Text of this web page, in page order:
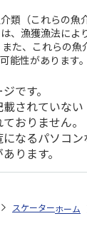
類（これらの魚
、漁獲漁法によ
た、これらの魚
能性があります。
です。
されていな
おりません。
なるパソコ
ります。
スケーター 食
ホーム